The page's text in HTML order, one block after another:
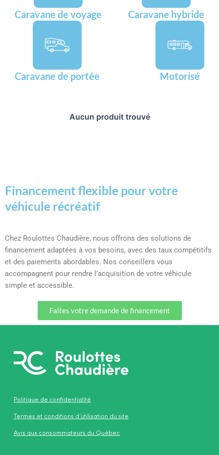
Caravane de voyage Caravane hybride
Caravane de portée Motorisé
Aucun produit trouvé
Financement flexible pour votre
véhicule récréatif
Chez Roulottes Chaudière, nous offrons des solutions de
financement adaptées à vos besoins, avec des taux compétitifs
et des paiements abordables. Nos conseillers vous
accompagnent pour rendre l’acquisition de votre véhicule
simple et accessible.
Faites votre demande de financement
Politique de confidentialité
Termes et conditions d’utilisation du site
Avis aux consommateurs du Québec